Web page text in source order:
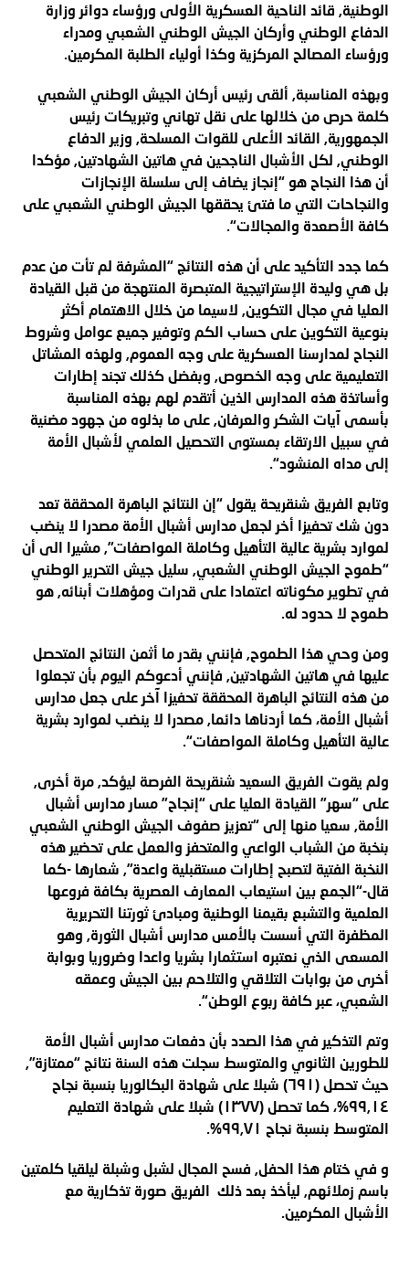
الوطنية, قائد الناحية العسكرية الأولى ورؤساء دوائر وزارة
الدفاع الوطني وأركان الجيش الوطني الشعبي ومدراء
ورؤساء المصالح المركزية وكذا أولياء الطلبة المكرمين.
وبهذه المناسبة, ألقى رئيس أركان الجيش الوطني الشعبي
كلمة حرص من خلالها على نقل تهاني وتبريكات رئيس
الجمهورية, القائد الأعلى للقوات المسلحة, وزير الدفاع
الوطني, لكل الأشبال الناجحين في هاتين الشهادتين, مؤكدا
أن هذا النجاح هو “إنجاز يضاف إلى سلسلة الإنجازات
والنجاحات التي ما فتئ يحققها الجيش الوطني الشعبي على
كافة الأصعدة والمجالات“.
كما جدد التأكيد على أن هذه النتائج “المشرفة لم تأت من عدم
بل هي وليدة الإستراتيجية المتبصرة المنتهجة من قبل القيادة
العليا في مجال التكوين, لاسيما من خلال الاهتمام أكثر
بنوعية التكوين على حساب الكم وتوفير جميع عوامل وشروط
النجاح لمدارسنا العسكرية على وجه العموم, ولهذه المشاتل
التعليمية على وجه الخصوص, وبفضل كذلك تجند إطارات
وأساتذة هذه المدارس الذين أتقدم لهم بهذه المناسبة
بأسمى آيات الشكر والعرفان, على ما بذلوه من جهود مضنية
في سبيل الارتقاء بمستوى التحصيل العلمي لأشبال الأمة
إلى مداه المنشود“.
وتابع الفريق شنقريحة يقول “إن النتائج الباهرة المحققة تعد
دون شك تحفيزا أخر لجعل مدارس أشبال الأمة مصدرا لا ينضب
لموارد بشرية عالية التأهيل وكاملة المواصفات”, مشيرا الى أن
“طموح الجيش الوطني الشعبي, سليل جيش التحرير الوطني
في تطوير مكوناته اعتمادا على قدرات ومؤهلات أبنائه, هو
طموح لا حدود له.
ومن وحي هذا الطموح, فإنني بقدر ما أثمن النتائج المتحصل
عليها في هاتين الشهادتين, فإنني أدعوكم اليوم بأن تجعلوا
من هذه النتائج الباهرة المحققة تحفيزا آخر على جعل مدارس
أشبال الأمة، كما أردناها دائما, مصدرا لا ينضب لموارد بشرية
عالية التأهيل وكاملة المواصفات“.
ولم يقوت الفريق السعيد شنقريحة الفرصة ليؤكد, مرة أخرى,
على “سهر” القيادة العليا على “إنجاح” مسار مدارس أشبال
الأمة, سعيا منها إلى “تعزيز صفوف الجيش الوطني الشعبي
بنخبة من الشباب الواعي والمتحفز والعمل على تحضير هذه
النخبة الفتية لتصبح إطارات مستقبلية واعدة”, شعارها -كما
قال-“الجمع بين استيعاب المعارف العصرية بكافة فروعها
العلمية والتشبع بقيمنا الوطنية ومبادئ ثورتنا التحريرية
المظفرة التي أسست بالأمس مدارس أشبال الثورة, وهو
المسعى الذي نعتبره استثمارا بشريا واعدا وضروريا وبوابة
أخرى من بوابات التلاقي والتلاحم بين الجيش وعمقه
الشعبي، عبر كافة ربوع الوطن“.
وتم التذكير في هذا الصدد بأن دفعات مدارس أشبال الأمة
للطورين الثانوي والمتوسط سجلت هذه السنة نتائج “ممتازة”,
حيث تحصل (٦٩١) شبلا على شهادة البكالوريا بنسبة نجاح
٩٩,١٤%، كما تحصل (١٣٧٧) شبلا على شهادة التعليم
المتوسط بنسبة نجاح ٩٩,٧١
%.
و في ختام هذا الحفل, فسح المجال لشبل وشبلة ليلقيا كلمتين
باسم زملائهم, ليأخذ بعد ذلك الفريق صورة تذكارية مع
الأشبال المكرمين.